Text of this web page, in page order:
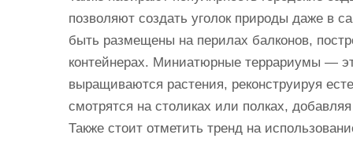
позволяют создать уголок природы даже в
быть размещены на перилах балконов,
контейнерах. Миниатюрные террариумы —
выращиваются растения, реконструируя
смотрятся на столиках или полках,
Также стоит отметить тренд на